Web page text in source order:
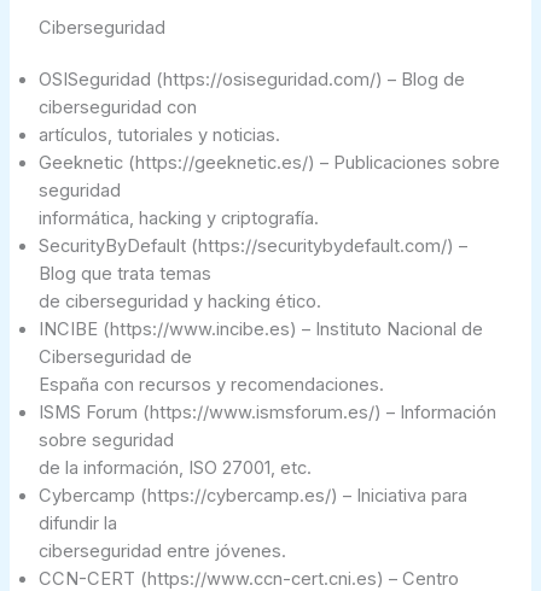
Ciberseguridad
OSISeguridad (https://osiseguridad.com/) – Blog de
ciberseguridad con
artículos, tutoriales y noticias.
Geeknetic (https://geeknetic.es/) – Publicaciones sobre
seguridad
informática, hacking y criptografía.
SecurityByDefault (https://securitybydefault.com/) –
Blog que trata temas
de ciberseguridad y hacking ético.
INCIBE (https://www.incibe.es) – Instituto Nacional de
Ciberseguridad de
España con recursos y recomendaciones.
ISMS Forum (https://www.ismsforum.es/) – Información
sobre seguridad
de la información, ISO 27001, etc.
Cybercamp (https://cybercamp.es/) – Iniciativa para
difundir la
ciberseguridad entre jóvenes.
CCN-CERT (https://www.ccn-cert.cni.es) – Centro